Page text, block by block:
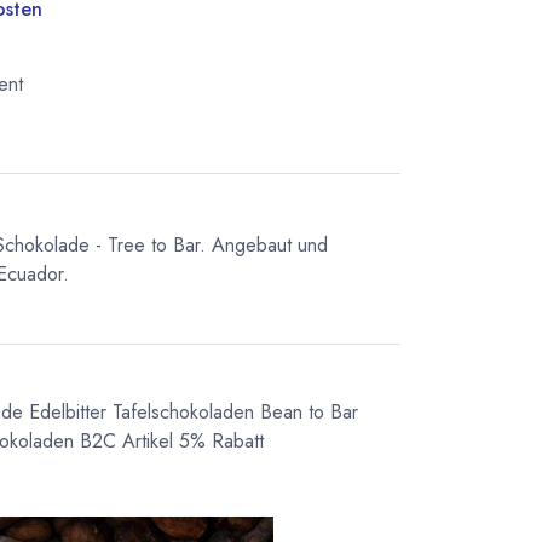
- Tree to Bar. Angebaut und
Edelbitter Tafelschokoladen Bean to Bar
B2C Artikel 5% Rabatt